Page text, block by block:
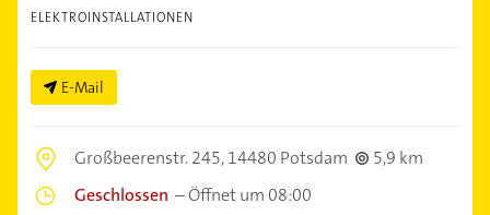
ELEKTROINSTALLATIONEN
E-Mail
Großbeerenstr. 245,14480 Potsdam
5,9 km
Geschlossen –Öffnet um 08:00